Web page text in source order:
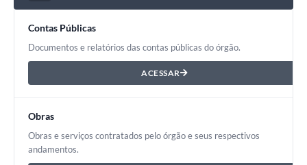
Contas Públicas
Documentos e relatórios das contas públicas do órgão.
ACESSAR
Obras
Obras e serviços contratados pelo órgão e seus respectivos
andamentos.